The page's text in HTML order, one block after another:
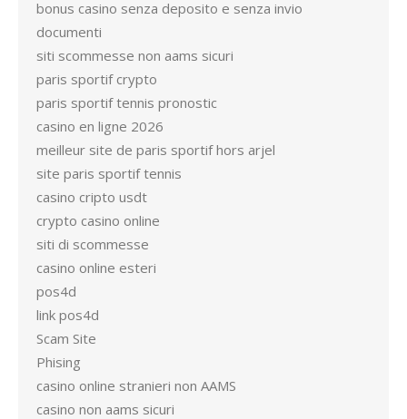
bonus casino senza deposito e senza invio
documenti
siti scommesse non aams sicuri
paris sportif crypto
paris sportif tennis pronostic
casino en ligne 2026
meilleur site de paris sportif hors arjel
site paris sportif tennis
casino cripto usdt
crypto casino online
siti di scommesse
casino online esteri
pos4d
link pos4d
Scam Site
Phising
casino online stranieri non AAMS
casino non aams sicuri